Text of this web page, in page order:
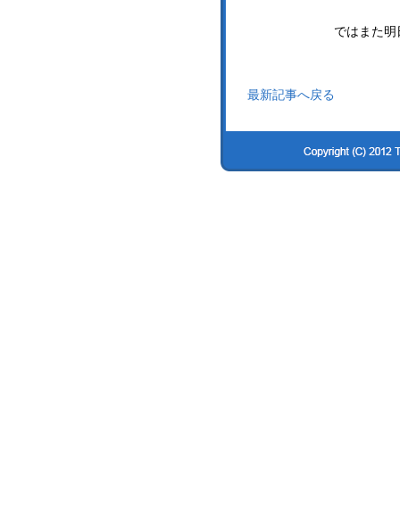
ではまた明
最新記事へ戻る